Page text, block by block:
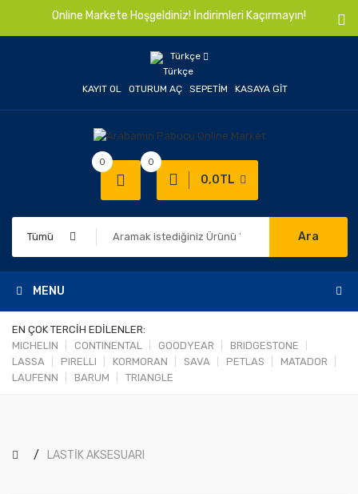
Online Markete Hoşgeldiniz! İndirimleri Kaçırmayın!
Türkçe
KAYIT OL OTURUM AÇ SEPETIM KASAYA GIT
0
0,0TL
0
Tümü Ara
MENU
EN ÇOK TERCİH EDİLENLER:
MICHELIN
CONTINENTAL GOODYEAR
BRIDGESTONE
LASSA
PIRELLI KORMORAN SAVA PETLAS
MATADOR
LAUFENN
BARUM TRIANGLE
LASTİK AKSESUARI